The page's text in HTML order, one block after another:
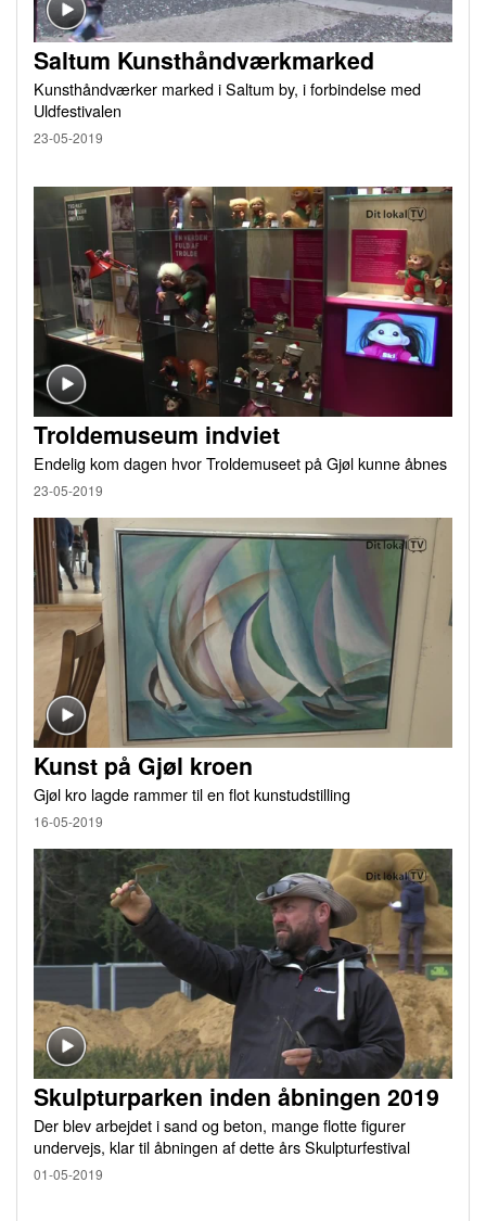
Saltum Kunsthåndværkmarked
Kunsthåndværker marked i Saltum by, i forbindelse med
Uldfestivalen
23-05-2019
Troldemuseum indviet
Endelig kom dagen hvor Troldemuseet på Gjøl kunne åbnes
23-05-2019
Kunst på Gjøl kroen
Gjøl kro lagde rammer til en flot kunstudstilling
16-05-2019
Skulpturparken inden åbningen 2019
Der blev arbejdet i sand og beton, mange flotte figurer
undervejs, klar til åbningen af dette års Skulpturfestival
01-05-2019